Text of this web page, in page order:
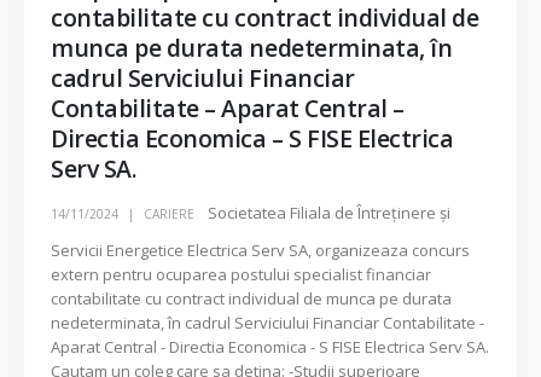
contabilitate cu contract individual de
munca pe durata nedeterminata, în
cadrul Serviciului Financiar
Contabilitate – Aparat Central –
Directia Economica – S FISE Electrica
Serv SA.
14/11/2024 CARIERE
Societatea Filiala de Întreţinere şi
Servicii Energetice Electrica Serv SA, organizeaza concurs
extern pentru ocuparea postului specialist financiar
contabilitate cu contract individual de munca pe durata
nedeterminata, în cadrul Serviciului Financiar Contabilitate -
Aparat Central - Directia Economica - S FISE Electrica Serv SA.
Cautam un coleg care sa detina: -Studii superioare